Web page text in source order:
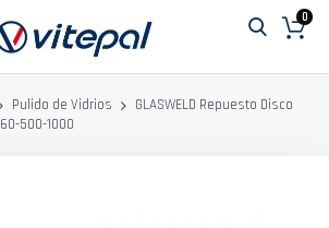
0
Pulido de Vidrios
GLASWELD Repuesto Disco
500-1000